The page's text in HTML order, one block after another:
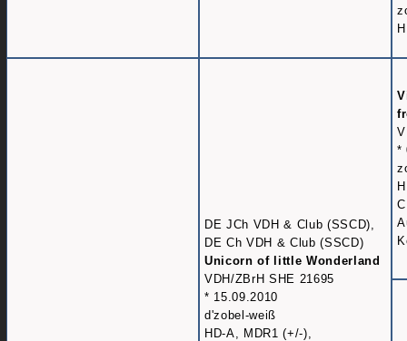
DE JCh VDH & Club (SSCD),
DE Ch VDH & Club (SSCD)
Unicorn of little Wonderland
VDH/ZBrH SHE 21695
* 15.09.2010
d'zobel-weiß
HD-A, MDR1 (+/-),
*